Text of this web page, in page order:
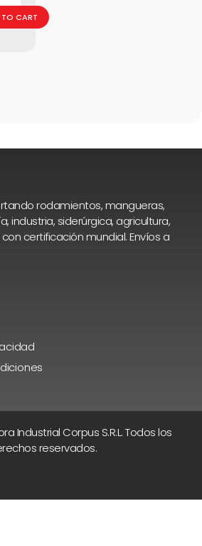
CART
rodamientos, mangueras,
industria, siderúrgica, agricultura,
certificación mundial. Envíos a
Industrial Corpus S.R.L. Todos los
reservados.